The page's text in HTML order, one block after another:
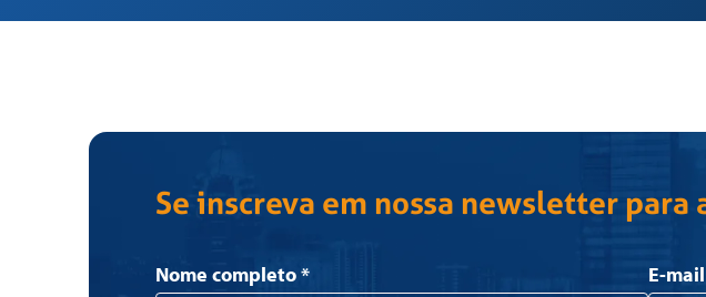
Se inscreva em nossa newsletter para
Newsletter
Nome completo* E-mail